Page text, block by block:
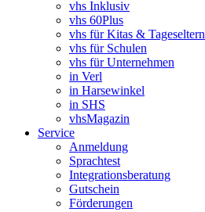
vhs Inklusiv
vhs 60Plus
vhs für Kitas & Tageseltern
vhs für Schulen
vhs für Unternehmen
in Verl
in Harsewinkel
in SHS
vhsMagazin
Service
Anmeldung
Sprachtest
Integrationsberatung
Gutschein
Förderungen